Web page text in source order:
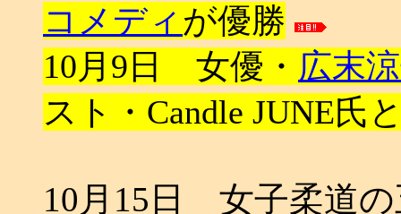
コメディ が優勝
10月9日 女優・ 広末
スト・Candle JUNE氏
10月15日 女子柔道